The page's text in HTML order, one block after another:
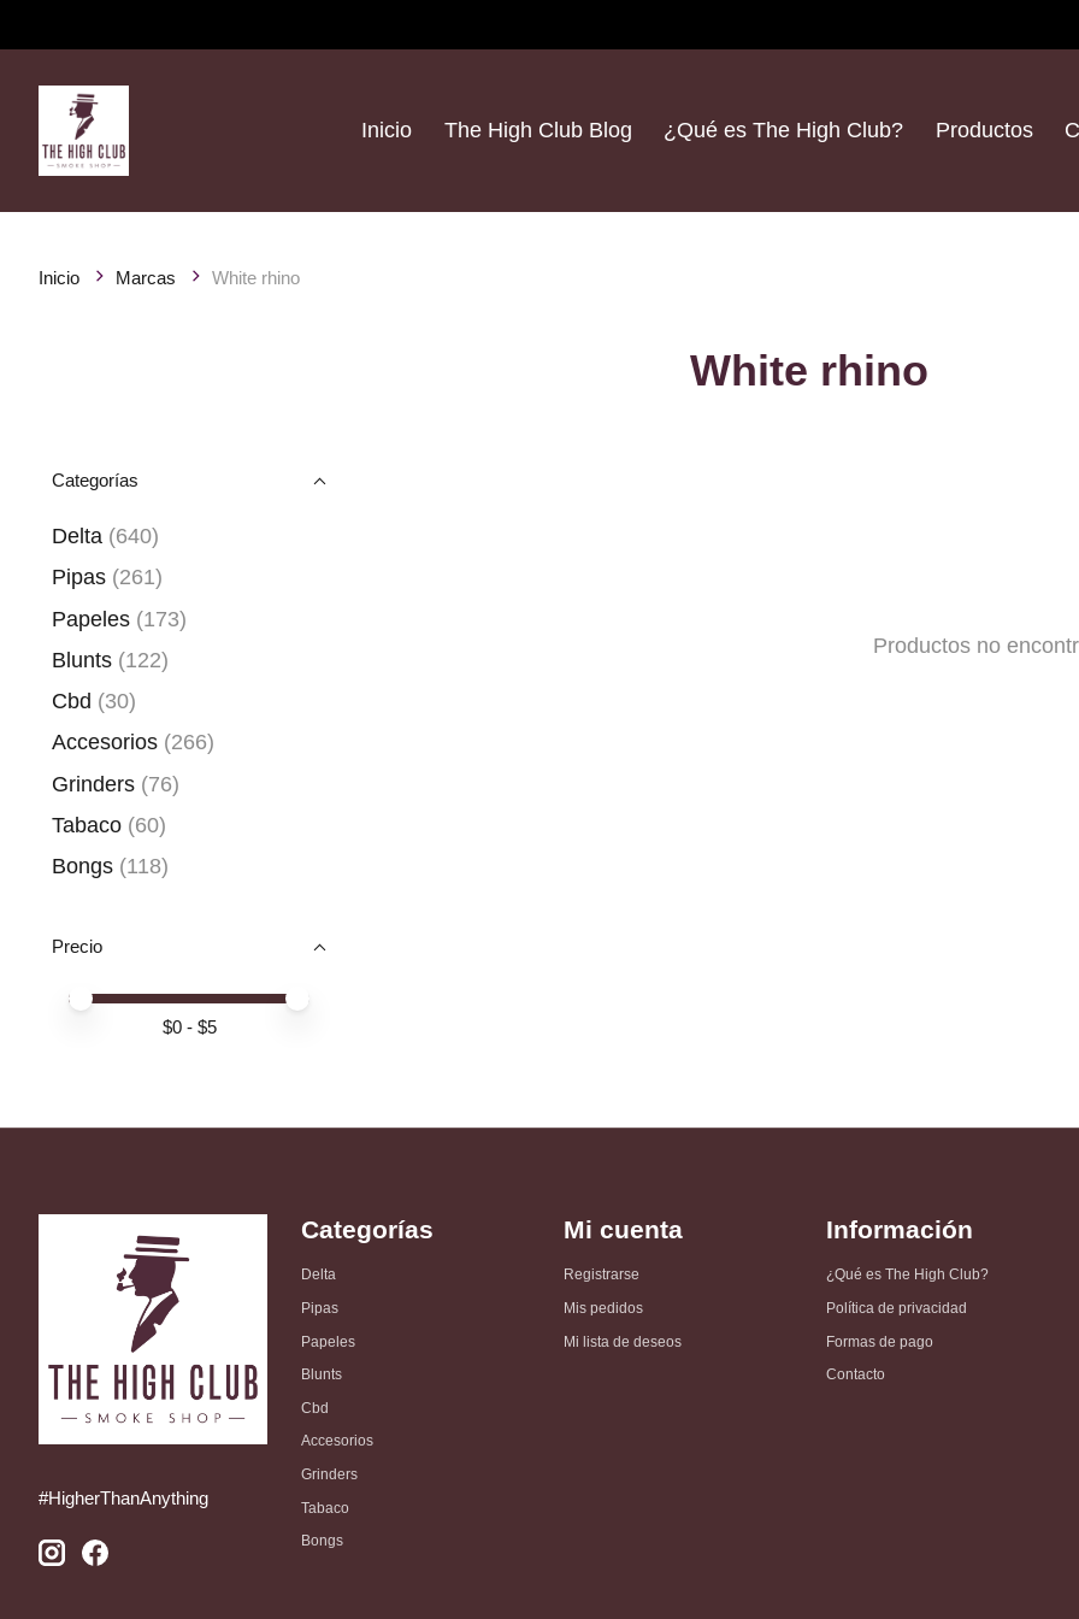
Inicio The High Club Blog ¿Qué es The High Club? Productos
Inicio Marcas White rhino
White rhino
Categorías
Delta (640)
Pipas (261)
Papeles (173)
Blunts (122)
Cbd (30)
Accesorios (266)
Grinders (76)
Tabaco (60)
Bongs (118)
Precio
Price minimum value
Price maximum value
$0- $5
Productos no
#HigherThanAnything
Categorías
Delta
Pipas
Papeles
Blunts
Cbd
Accesorios
Grinders
Tabaco
Bongs
Mi cuenta
Registrarse
Mis pedidos
Mi lista de deseos
Información
¿Qué es The High Club?
Política de privacidad
Formas de pago
Contacto